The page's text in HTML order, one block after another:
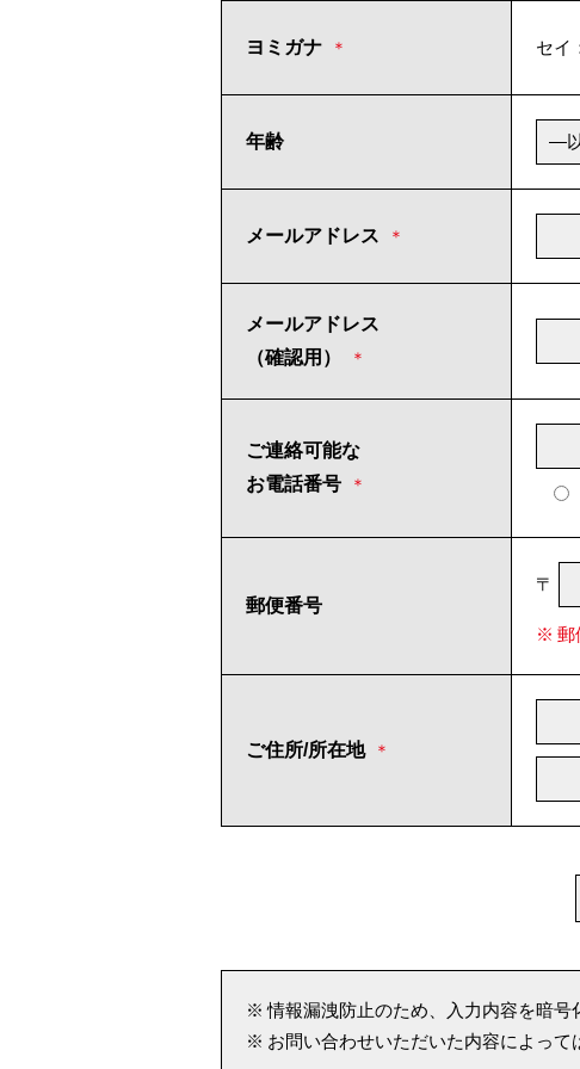
ヨミガナ ＊ セイ
年齢
メールアドレス ＊
メールアドレス
（確認用）
＊
ご連絡可能な
お電話番号
＊
郵便番号
〒
郵
ご住所/所在地 ＊
情報漏洩防止のため、入力内容を暗号
お問い合わせいただいた内容によって